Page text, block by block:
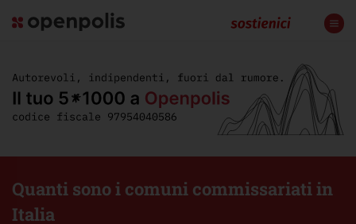
Quanti sono i comuni commissariati in
Italia